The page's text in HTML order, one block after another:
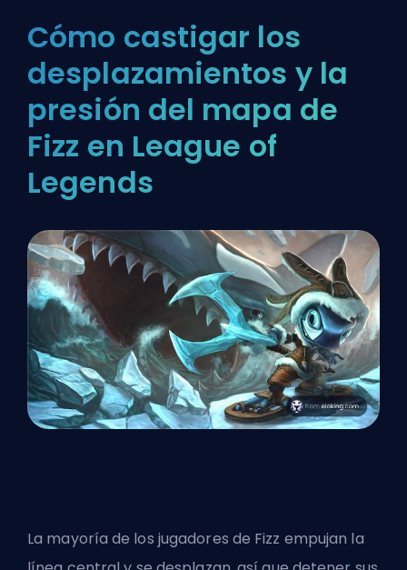
Cómo castigar los
desplazamientos y la
presión del mapa de
Fizz en League of
Legends
La mayoría de los jugadores de Fizz empujan la